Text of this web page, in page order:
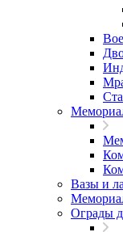
Вазы и
Ограды